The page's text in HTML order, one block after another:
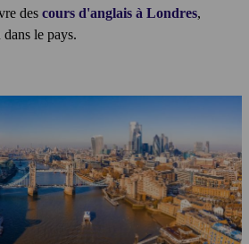
des cours d'anglais à Londres,
le pays.